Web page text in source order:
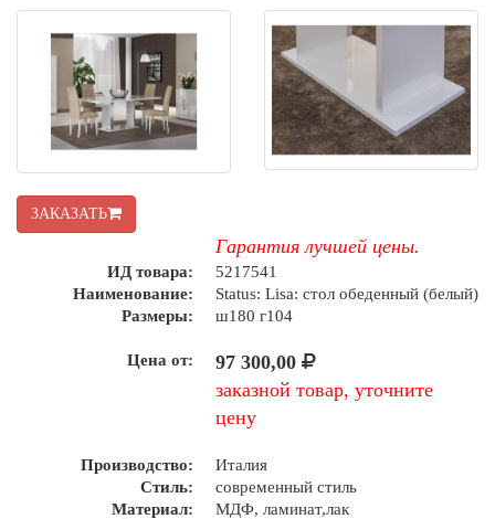
ЗАКАЗАТЬ
Гарантия лучшей цены.
ИД товара:
5217541
Наименование:
Status: Lisa: стол обеденный (белый)
Размеры:
ш180 г104
Цена от:
97 300,00
заказной товар, уточните
цену
Производство:
Италия
Стиль:
современный стиль
Материал:
МДФ, ламинат,лак